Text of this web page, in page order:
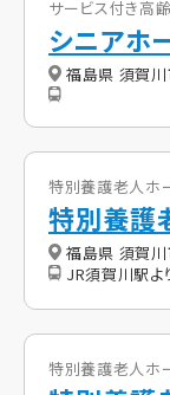
サービス付き高
シニアホ
福島県 須賀
特別養護老人ホ
特別養護
福島県 須賀
JR須賀川駅よ
特別養護老人ホ